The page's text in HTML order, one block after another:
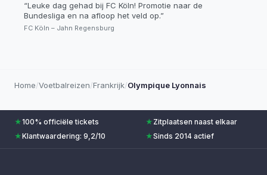
“Leuke dag gehad bij FC Köln! Promotie naar de
Bundesliga en na afloop het veld op.”
FC Köln – Jahn Regensburg
Home/Voetbalreizen/Frankrijk/Olympique Lyonnais
★100% officiële tickets ★ Zitplaatsen naast elkaar
★Klantwaardering: 9,2/10 ★Sinds 2014 actief